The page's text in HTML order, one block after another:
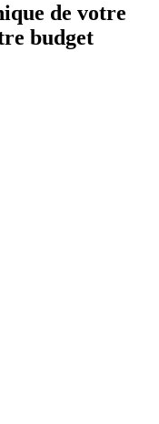
de votre
budget